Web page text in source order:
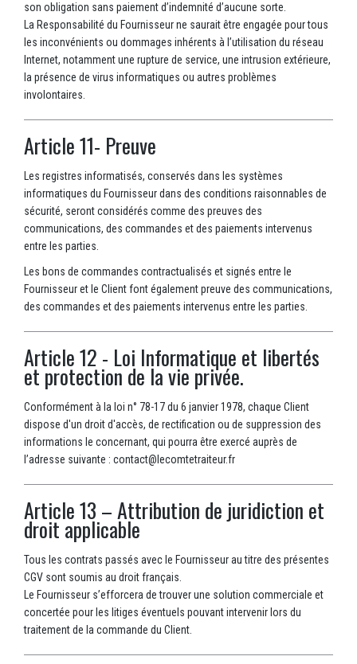
son obligation sans paiement d’indemnité d’aucune sorte.
La Responsabilité du Fournisseur ne saurait être engagée pour tous
les inconvénients ou dommages inhérents à l’utilisation du réseau
Internet, notamment une rupture de service, une intrusion extérieure,
la présence de virus informatiques ou autres problèmes
involontaires.
Article 11- Preuve
Les registres informatisés, conservés dans les systèmes
informatiques du Fournisseur dans des conditions raisonnables de
sécurité, seront considérés comme des preuves des
communications, des commandes et des paiements intervenus
entre les parties.
Les bons de commandes contractualisés et signés entre le
Fournisseur et le Client font également preuve des communications,
des commandes et des paiements intervenus entre les parties.
Article 12 - Loi Informatique et libertés
et protection de la vie privée.
Conformément à la loi n° 78-17 du 6 janvier 1978, chaque Client
dispose d'un droit d'accès, de rectification ou de suppression des
informations le concernant, qui pourra être exercé auprès de
l’adresse suivante : contact@lecomtetraiteur.fr
Article 13 – Attribution de juridiction et
droit applicable
Tous les contrats passés avec le Fournisseur au titre des présentes
CGV sont soumis au droit français.
Le Fournisseur s’efforcera de trouver une solution commerciale et
concertée pour les litiges éventuels pouvant intervenir lors du
traitement de la commande du Client.